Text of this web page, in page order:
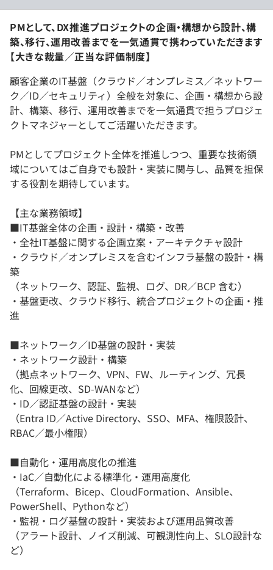
PMとして、DX推進プロジェクトの企画・構想から設計、構
築、移行、運用改善までを一気通貫で携わっていただきます
【大きな裁量／正当な評価制度】
顧客企業のIT基盤（クラウド／オンプレミス／ネットワー
ク／ID／セキュリティ）全般を対象に、企画・構想から設
計、構築、移行、運用改善までを一気通貫で担うプロジェ
クトマネジャーとしてご活躍いただきます。
PMとしてプロジェクト全体を推進しつつ、重要な技術領
域についてはご自身でも設計・実装に関与し、品質を担保
する役割を期待しています。
【主な業務領域】
■IT基盤全体の企画・設計・構築・改善
・全社IT基盤に関する企画立案・アーキテクチャ設計
・クラウド／オンプレミスを含むインフラ基盤の設計・構
築
（ネットワーク、認証、監視、ログ、DR／BCP 含む）
・基盤更改、クラウド移行、統合プロジェクトの企画・推
進
■ネットワーク／ID基盤の設計・実装
・ネットワーク設計・構築
（拠点ネットワーク、VPN、FW、ルーティング、冗長
化、回線更改、SD-WANなど）
・ID／認証基盤の設計・実装
（Entra ID／Active Directory、SSO、MFA、権限設計、
RBAC／最小権限）
■自動化・運用高度化の推進
・IaC／自動化による標準化・運用高度化
（Terraform、Bicep、CloudFormation、Ansible、
PowerShell、Pythonなど）
・監視・ログ基盤の設計・実装および運用品質改善
（アラート設計、ノイズ削減、可観測性向上、SLO設計な
ど）